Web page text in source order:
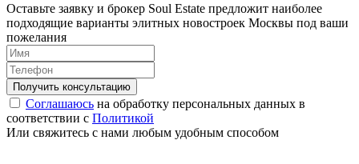
Оставьте заявку и брокер Soul Estate предложит наиболее
подходящие варианты элитных новостроек Москвы под ваши
пожелания
Соглашаюсь на обработку персональных данных в
соответствии с Политикой
Или свяжитесь с нами любым удобным способом